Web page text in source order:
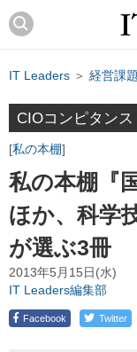
IT Leaders ＞ 経営課
CIOコンピタンス
私の本棚
私の本棚『
ほか、科学
が選ぶ3冊
2013年5月15日(水)
IT Leaders編集部
Facebook Twitter